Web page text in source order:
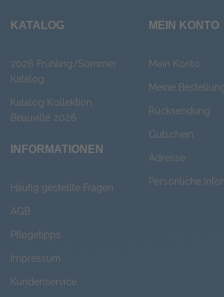
KATALOG
2026 Frühling/Sommer
Katalog
Katalog Kollektion
Beauvillé 2026
INFORMATIONEN
Häufig gestellte Fragen
AGB
Pflegetipps
Impressum
Kundenservice
MEIN KONTO
Mein Konto
Meine
Rücksendung
Gutschein
Adresse
Persönliche